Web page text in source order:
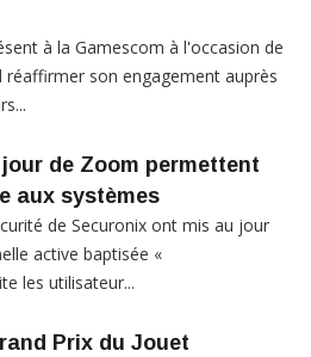
à la Gamescom à l'occasion de
son engagement auprès
de Zoom permettent
aux systèmes
de Securonix ont mis au jour
active baptisée «
les utilisateur...
Prix du Jouet